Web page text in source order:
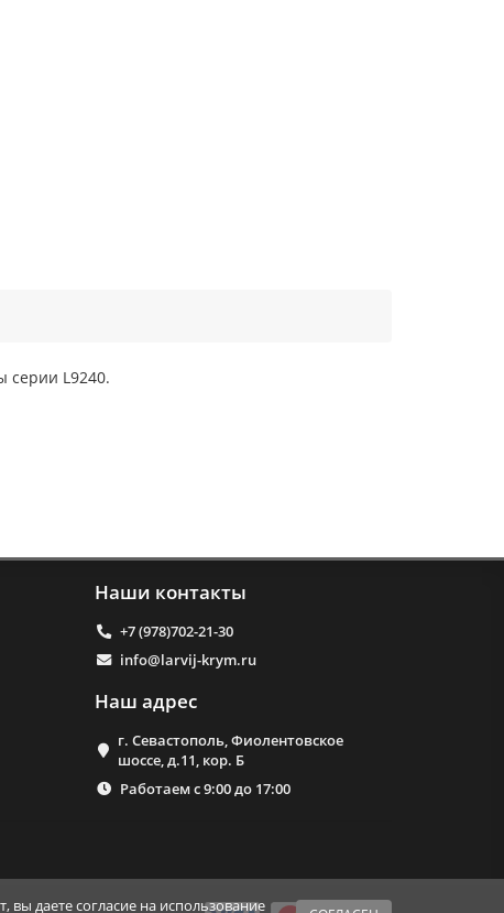
серии L9240.
даете согласие на использование
Наши контакты
+7 (978)702-21-30
info@larvij-krym.ru
Наш адрес
г. Севастополь, Фиолентовское
шоссе, д.11, кор. Б
Работаем с 9:00 до 17:00